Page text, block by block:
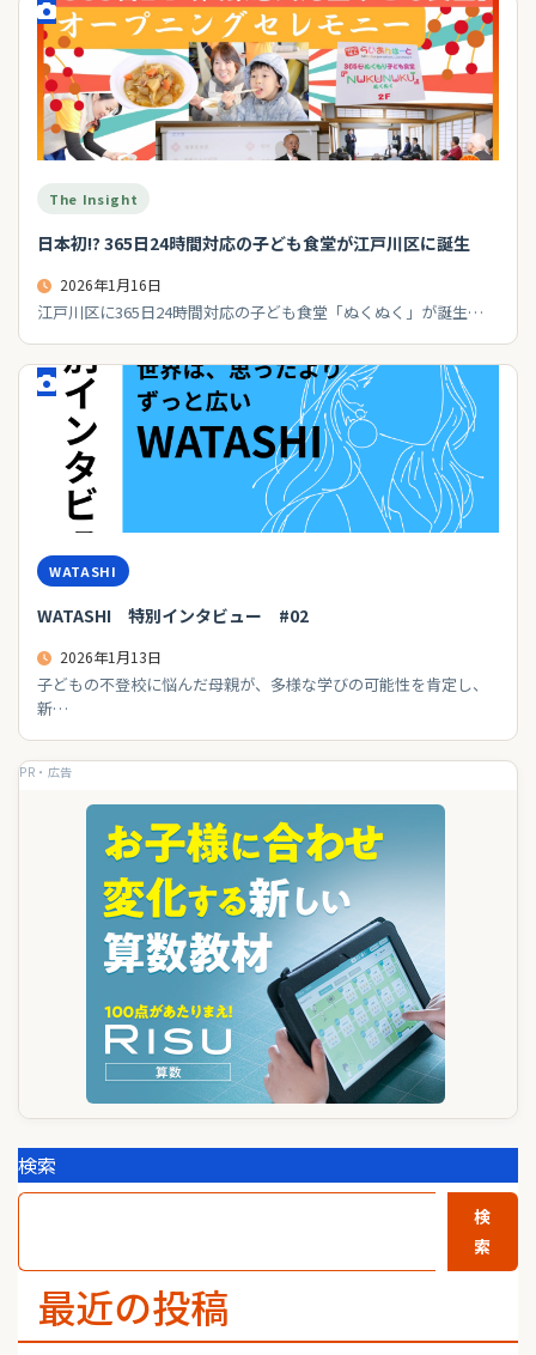
The Insight
日本初!? 365日24時間対応の子ども食堂が江戸川区に誕生
2026年1月16日
江戸川区に365日24時間対応の子ども食堂「ぬくぬく」が誕生…
WATASHI
WATASHI 特別インタビュー #02
2026年1月13日
子どもの不登校に悩んだ母親が、多様な学びの可能性を肯定し、
新…
PR・広告
検索
検
索
最近の投稿